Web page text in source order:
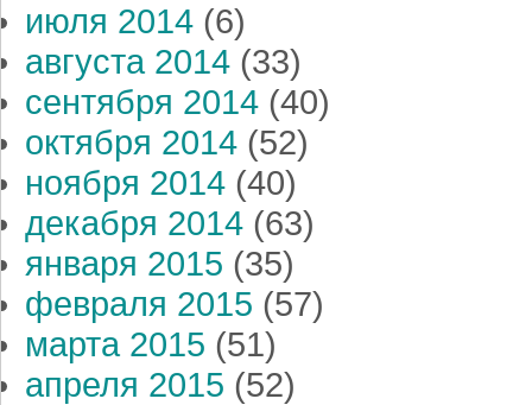
июля 2014 (6)
августа 2014 (33)
сентября 2014 (40)
октября 2014 (52)
ноября 2014 (40)
декабря 2014 (63)
января 2015 (35)
февраля 2015 (57)
марта 2015 (51)
апреля 2015 (52)